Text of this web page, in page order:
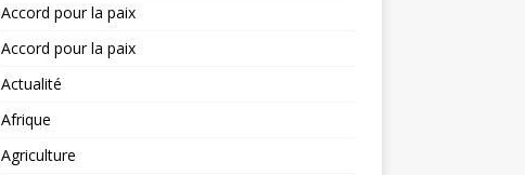
Accord pour la paix
Accord pour la paix
Actualité
Afrique
Agriculture